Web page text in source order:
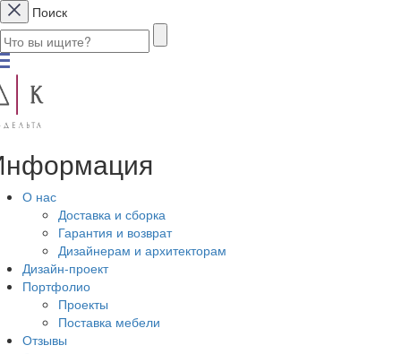
Поиск
О нас
Доставка и сборка
Гарантия и возврат
Дизайнерам и архитекторам
Дизайн-проект
Портфолио
Проекты
Поставка мебели
Отзывы